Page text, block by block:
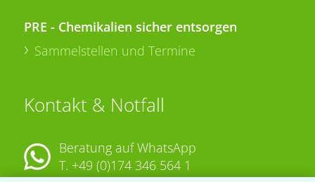
PRE - Chemikalien sicher entsorgen
Sammelstellen und Termine
Kontakt & Notfall
Beratung auf WhatsApp
T. +49 (0)174 346 564 1